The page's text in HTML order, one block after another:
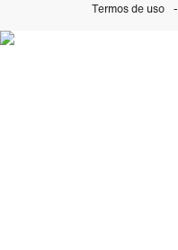
Termos de uso